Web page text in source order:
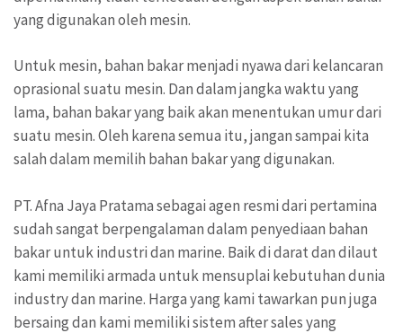
yang digunakan oleh mesin.
Untuk mesin, bahan bakar menjadi nyawa dari kelancaran
oprasional suatu mesin. Dan dalam jangka waktu yang
lama, bahan bakar yang baik akan menentukan umur dari
suatu mesin. Oleh karena semua itu, jangan sampai kita
salah dalam memilih bahan bakar yang digunakan.
PT. Afna Jaya Pratama sebagai agen resmi dari pertamina
sudah sangat berpengalaman dalam penyediaan bahan
bakar untuk industri dan marine. Baik di darat dan dilaut
kami memiliki armada untuk mensuplai kebutuhan dunia
industry dan marine. Harga yang kami tawarkan pun juga
bersaing dan kami memiliki sistem after sales yang